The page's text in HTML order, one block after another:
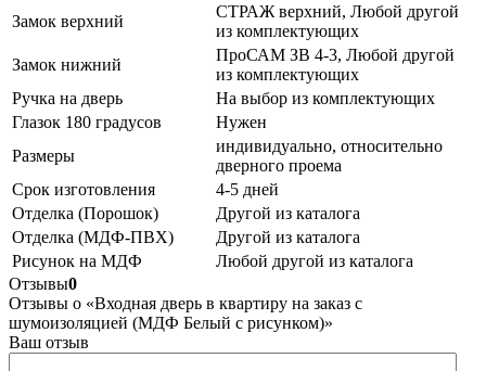
Замок верхний
СТРАЖ верхний, Любой другой
из комплектующих
Замок нижний
ПроСАМ ЗВ 4-3, Любой другой
из комплектующих
Ручка на дверь
На выбор из комплектующих
Глазок 180 градусов
Нужен
Размеры
индивидуально, относительно
дверного проема
Срок изготовления
4-5 дней
Отделка (Порошок)
Другой из каталога
Отделка (МДФ-ПВХ)
Другой из каталога
Рисунок на МДФ
Любой другой из каталога
Отзывы0
Отзывы о «Входная дверь в квартиру на заказ с
шумоизоляцией (МДФ Белый с рисунком)»
Ваш отзыв